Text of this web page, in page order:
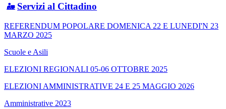
Servizi al Cittadino
REFERENDUM POPOLARE DOMENICA 22 E LUNEDI'N 23
MARZO 2025
Scuole e Asili
ELEZIONI REGIONALI 05-06 OTTOBRE 2025
ELEZIONI AMMINISTRATIVE 24 E 25 MAGGIO 2026
Amministrative 2023